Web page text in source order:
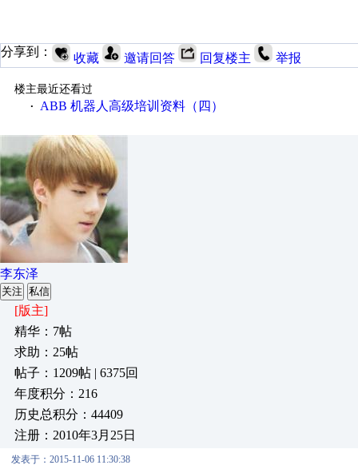
分享到： 收藏 邀请回答 回复楼主 举报
楼主最近还看过
·
ABB 机器人高级培训资料（四）
李东泽
关注 私信
[版主]
精华：7帖
求助：25帖
帖子：1209帖 | 6375回
年度积分：216
历史总积分：44409
注册：2010年3月25日
发表于：2015-11-06 11:30:38